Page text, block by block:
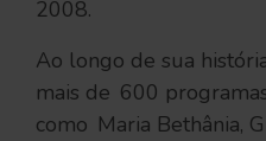
2008.
Ao longo de sua
mais de 600
como Maria Bethânia,